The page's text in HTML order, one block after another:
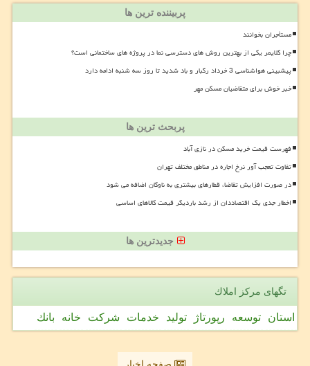
پربیننده ترین ها
مستأجران بخوانند
چرا کلایمر یکی از بهترین روش های دسترسی نما در پروژه های ساختمانی است؟
پیشبینی هواشناسی 3 خرداد رگبار و باد شدید تا روز سه شنبه ادامه دارد
خبر خوش برای متقاضیان مسکن مهر
پربحث ترین ها
فهرست قیمت خرید مسکن در نازی آباد
تفاوت تعجب آور نرخ اجاره در مناطق مختلف تهران
در صورت افزایش تقاضا، قطارهای بیشتری به ناوگان اضافه می شود
اخطار جدی یک اقتصاددان از رشد باردیگر قیمت کالاهای اساسی
جدیدترین ها
تگهای مركز املاك
استان توسعه رپورتاژ تولید خدمات شركت خانه بانك